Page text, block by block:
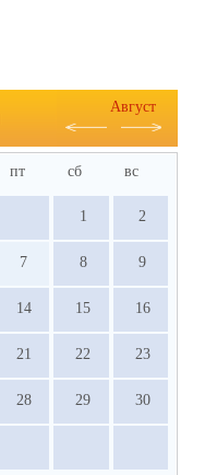
Август
пт сб вс
1 2
7 8 9
14 15 16
21 22 23
28 29 30